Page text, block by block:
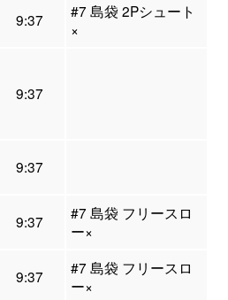
9:37
#7 島袋 2Pシュート
×
9:37
9:37
9:37
#7 島袋 フリースロ
ー×
9:37
#7 島袋 フリースロ
ー×